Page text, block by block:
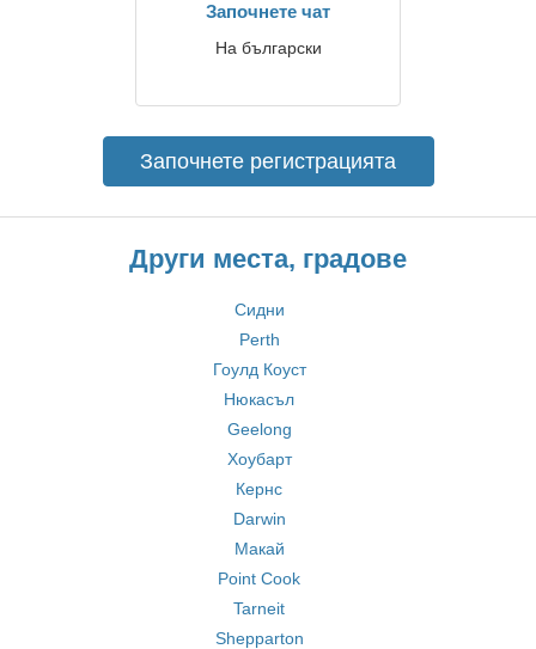
Започнете чат
На български
Започнете регистрацията
Други места, градове
Сидни
Perth
Гоулд Коуст
Нюкасъл
Geelong
Хоубарт
Кернс
Darwin
Макай
Point Cook
Tarneit
Shepparton